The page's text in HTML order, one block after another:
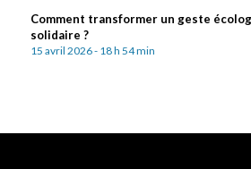
Comment transformer un geste
solidaire ?
15 avril 2026 - 18 h 54 min